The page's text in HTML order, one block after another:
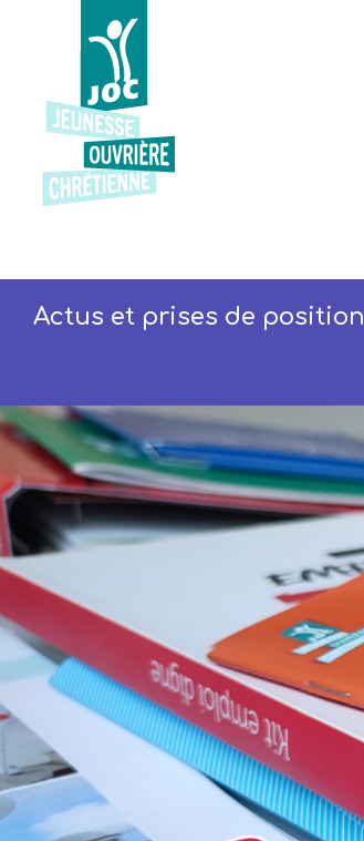
Actus et prises de position